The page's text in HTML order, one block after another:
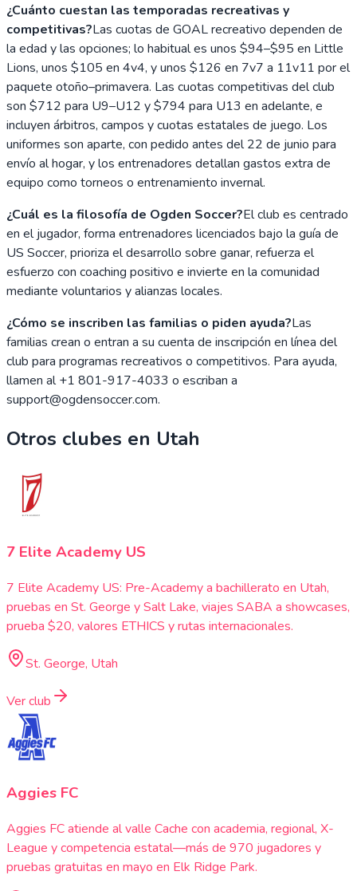
¿Cuánto cuestan las temporadas recreativas y
competitivas?Las cuotas de GOAL recreativo dependen de
la edad y las opciones; lo habitual es unos $94–$95 en Little
Lions, unos $105 en 4v4, y unos $126 en 7v7 a 11v11 por el
paquete otoño–primavera. Las cuotas competitivas del club
son $712 para U9–U12 y $794 para U13 en adelante, e
incluyen árbitros, campos y cuotas estatales de juego. Los
uniformes son aparte, con pedido antes del 22 de junio para
envío al hogar, y los entrenadores detallan gastos extra de
equipo como torneos o entrenamiento invernal.
¿Cuál es la filosofía de Ogden Soccer?El club es centrado
en el jugador, forma entrenadores licenciados bajo la guía de
US Soccer, prioriza el desarrollo sobre ganar, refuerza el
esfuerzo con coaching positivo e invierte en la comunidad
mediante voluntarios y alianzas locales.
¿Cómo se inscriben las familias o piden ayuda?Las
familias crean o entran a su cuenta de inscripción en línea del
club para programas recreativos o competitivos. Para ayuda,
llamen al +1 801-917-4033 o escriban a
support@ogdensoccer.com.
Otros clubes en Utah
7 Elite Academy US
7 Elite Academy US: Pre-Academy a bachillerato en Utah,
pruebas en St. George y Salt Lake, viajes SABA a showcases,
prueba $20, valores ETHICS y rutas internacionales.
St. George, Utah
Ver club
Aggies FC
Aggies FC atiende al valle Cache con academia, regional, X-
League y competencia estatal—más de 970 jugadores y
pruebas gratuitas en mayo en Elk Ridge Park.